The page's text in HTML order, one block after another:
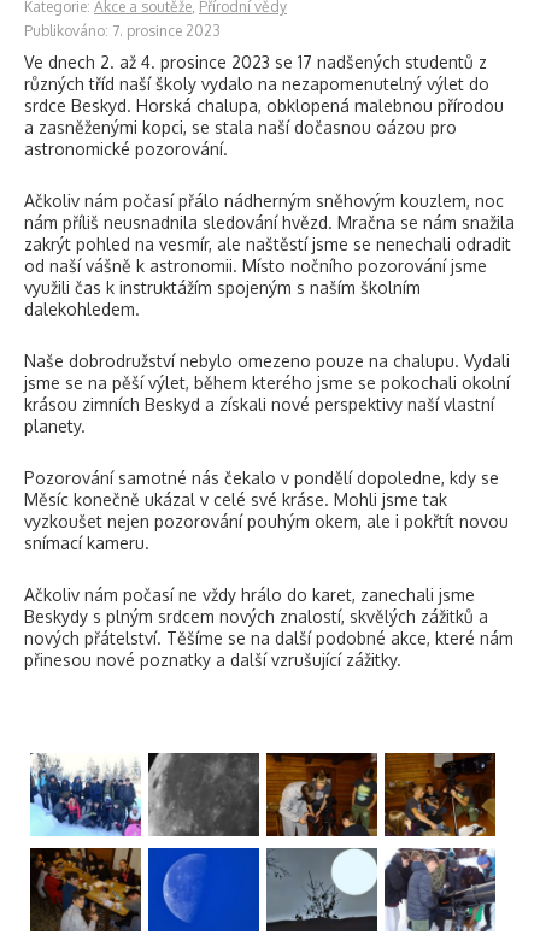
Kategorie: Akce a soutěže, Přírodní vědy
Publikováno: 7. prosince 2023
Ve dnech 2. až 4. prosince 2023 se 17 nadšených studentů z
různých tříd naší školy vydalo na nezapomenutelný výlet do
srdce Beskyd. Horská chalupa, obklopená malebnou přírodou
a zasněženými kopci, se stala naší dočasnou oázou pro
astronomické pozorování.
Ačkoliv nám počasí přálo nádherným sněhovým kouzlem, noc
nám příliš neusnadnila sledování hvězd. Mračna se nám snažila
zakrýt pohled na vesmír, ale naštěstí jsme se nenechali odradit
od naší vášně k astronomii. Místo nočního pozorování jsme
využili čas k instruktážím spojeným s naším školním
dalekohledem.
Naše dobrodružství nebylo omezeno pouze na chalupu. Vydali
jsme se na pěší výlet, během kterého jsme se pokochali okolní
krásou zimních Beskyd a získali nové perspektivy naší vlastní
planety.
Pozorování samotné nás čekalo v pondělí dopoledne, kdy se
Měsíc konečně ukázal v celé své kráse. Mohli jsme tak
vyzkoušet nejen pozorování pouhým okem, ale i pokřtít novou
snímací kameru.
Ačkoliv nám počasí ne vždy hrálo do karet, zanechali jsme
Beskydy s plným srdcem nových znalostí, skvělých zážitků a
nových přátelství. Těšíme se na další podobné akce, které nám
přinesou nové poznatky a další vzrušující zážitky.